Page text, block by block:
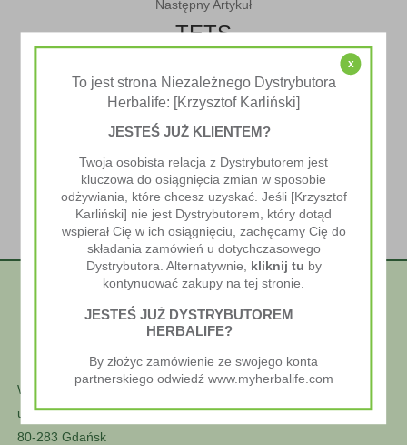
Następny Artykuł
TETS
Wellness Styl
ul. Głuszca 25
80-283 Gdańsk
x
To jest strona Niezależnego Dystrybutora
Herbalife: [Krzysztof Karliński]
JESTEŚ JUŻ KLIENTEM?
Twoja osobista relacja z Dystrybutorem jest
kluczowa do osiągnięcia zmian w sposobie
odżywiania, które chcesz uzyskać. Jeśli [Krzysztof
Karliński] nie jest Dystrybutorem, który dotąd
wspierał Cię w ich osiągnięciu, zachęcamy Cię do
składania zamówień u dotychczasowego
Dystrybutora. Alternatywnie, kliknij tu by
kontynuować zakupy na tej stronie.
JESTEŚ JUŻ DYSTRYBUTOREM
HERBALIFE?
By złożyc zamówienie ze swojego konta
partnerskiego odwiedź www.myherbalife.com